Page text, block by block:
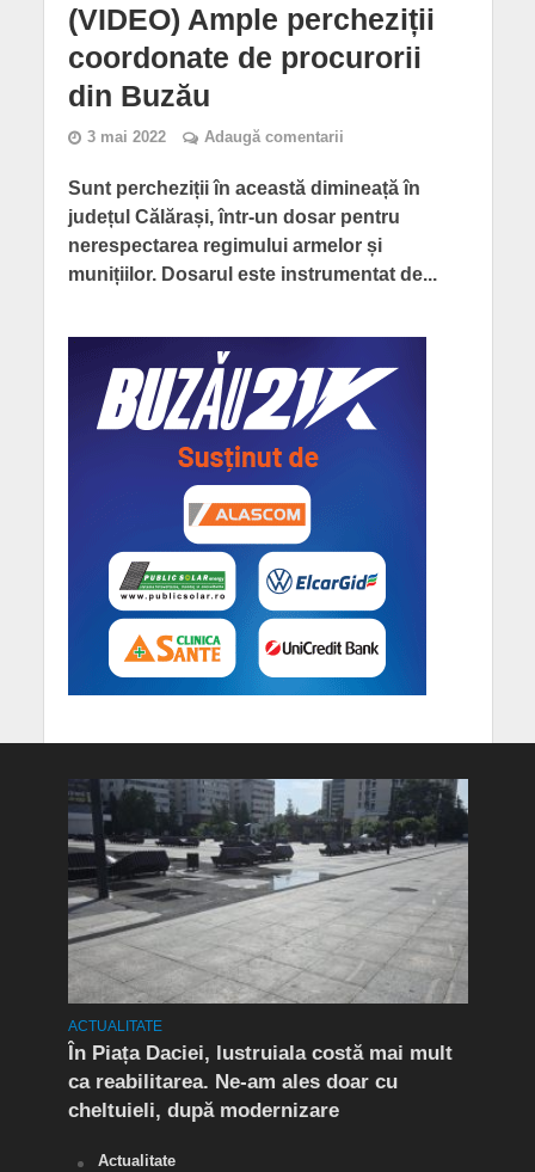
(VIDEO) Ample percheziții
coordonate de procurorii
din Buzău
3 mai 2022 Adaugă comentarii
Sunt percheziții în această dimineață în
județul Călărași, într-un dosar pentru
nerespectarea regimului armelor și
munițiilor. Dosarul este instrumentat de...
ACTUALITATE
În Piața Daciei, lustruiala costă mai mult
ca reabilitarea. Ne-am ales doar cu
cheltuieli, după modernizare
Actualitate